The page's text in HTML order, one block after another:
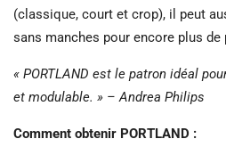
(classique, court et crop), il peut
sans manches pour encore plus
« PORTLAND est le patron idéal
et modulable. » – Andrea Philips
Comment obtenir PORTLAND :